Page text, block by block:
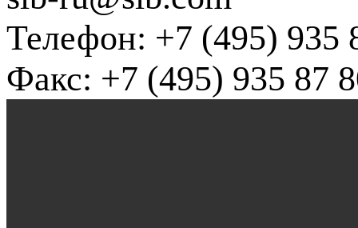
Телефон: +7 (495) 935
Факс: +7 (495) 935 87